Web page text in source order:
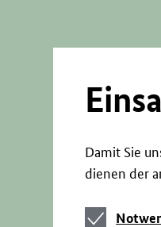
Damit Sie
dienen der
Notwendige